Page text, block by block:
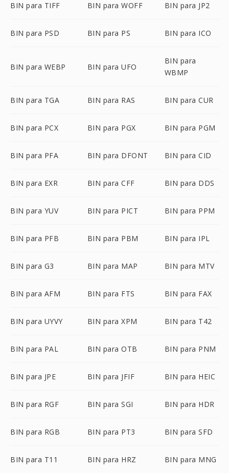
BIN para TIFF BIN para WOFF BIN para JP2
BIN para PSD BIN para PS BIN para ICO
BIN para WEBP BIN para UFO
BIN para
WBMP
BIN para TGA BIN para RAS BIN para CUR
BIN para PCX BIN para PGX BIN para PGM
BIN para PFA BIN para DFONT BIN para CID
BIN para EXR BIN para CFF BIN para DDS
BIN para YUV BIN para PICT BIN para PPM
BIN para PFB BIN para PBM BIN para IPL
BIN para G3 BIN para MAP BIN para MTV
BIN para AFM BIN para FTS BIN para FAX
BIN para UYVY BIN para XPM BIN para T42
BIN para PAL BIN para OTB BIN para PNM
BIN para JPE BIN para JFIF BIN para HEIC
BIN para RGF BIN para SGI BIN para HDR
BIN para RGB BIN para PT3 BIN para SFD
BIN para T11 BIN para HRZ BIN para MNG